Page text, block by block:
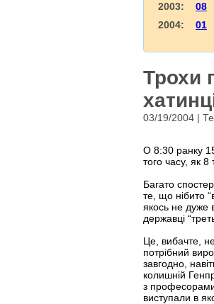
2003: 08
2004: 01
Трохи
03/19/2004 |
О 8:30 ранку
того часу, як
Багато
те, що нібито
якось не дуже
державці
Це, вибачте,
потрібний
завгодно,
колишній
з професорами
виступали в